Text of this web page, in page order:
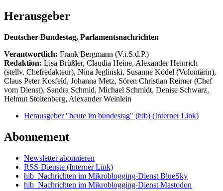
Herausgeber
Deutscher Bundestag, Parlamentsnachrichten
Verantwortlich: Frank Bergmann (V.i.S.d.P.)
Redaktion: Lisa Brüßler, Claudia Heine, Alexander Heinrich
(stellv. Chefredakteur), Nina Jeglinski, Susanne Ködel (Volontärin),
Claus Peter Kosfeld, Johanna Metz, Sören Christian Reimer (Chef
vom Dienst), Sandra Schmid, Michael Schmidt, Denise Schwarz,
Helmut Stoltenberg, Alexander Weinlein
Herausgeber "heute im bundestag" (hib) (Interner Link)
Abonnement
Newsletter abonnieren
RSS-Dienste (Interner Link)
hib_Nachrichten im Mikroblogging-Dienst BlueSky
hib_Nachrichten im Mikroblogging-Dienst Mastodon